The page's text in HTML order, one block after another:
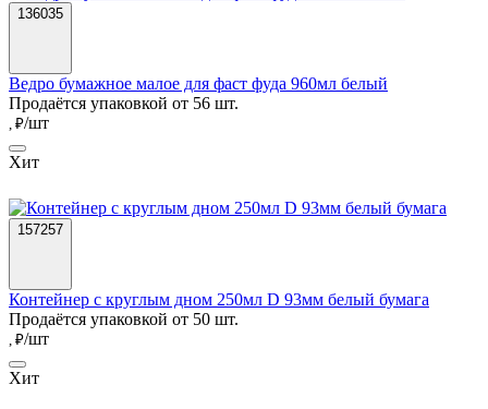
136035
Ведро бумажное малое для фаст фуда 960мл белый
Продаётся упаковкой от 56 шт.
, ₽/шт
Хит
157257
Контейнер с круглым дном 250мл D 93мм белый бумага
Продаётся упаковкой от 50 шт.
, ₽/шт
Хит